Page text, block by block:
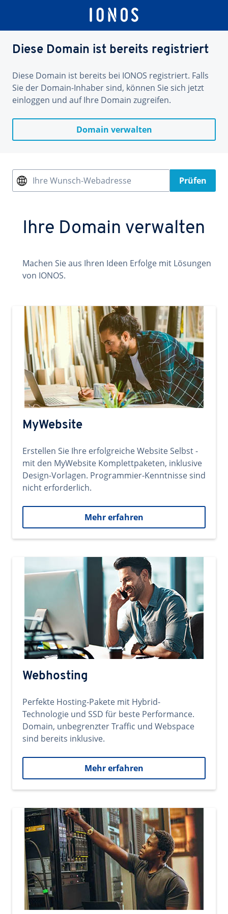
Diese Domain ist bereits registriert
Diese Domain ist bereits bei IONOS registriert. Falls
Sie der Domain-Inhaber sind, können Sie sich jetzt
einloggen und auf Ihre Domain zugreifen.
Domain verwalten
Ihre Wunsch-Webadresse Prüfen
Ihre Domain verwalten
Machen Sie aus Ihren Ideen Erfolge mit Lösungen
von IONOS.
MyWebsite
Erstellen Sie Ihre erfolgreiche Website Selbst -
mit den MyWebsite Komplettpaketen, inklusive
Design-Vorlagen. Programmier-Kenntnisse sind
nicht erforderlich.
Mehr erfahren
Webhosting
Perfekte Hosting-Pakete mit Hybrid-
Technologie und SSD für beste Performance.
Domain, unbegrenzter Traffic und Webspace
sind bereits inklusive.
Mehr erfahren